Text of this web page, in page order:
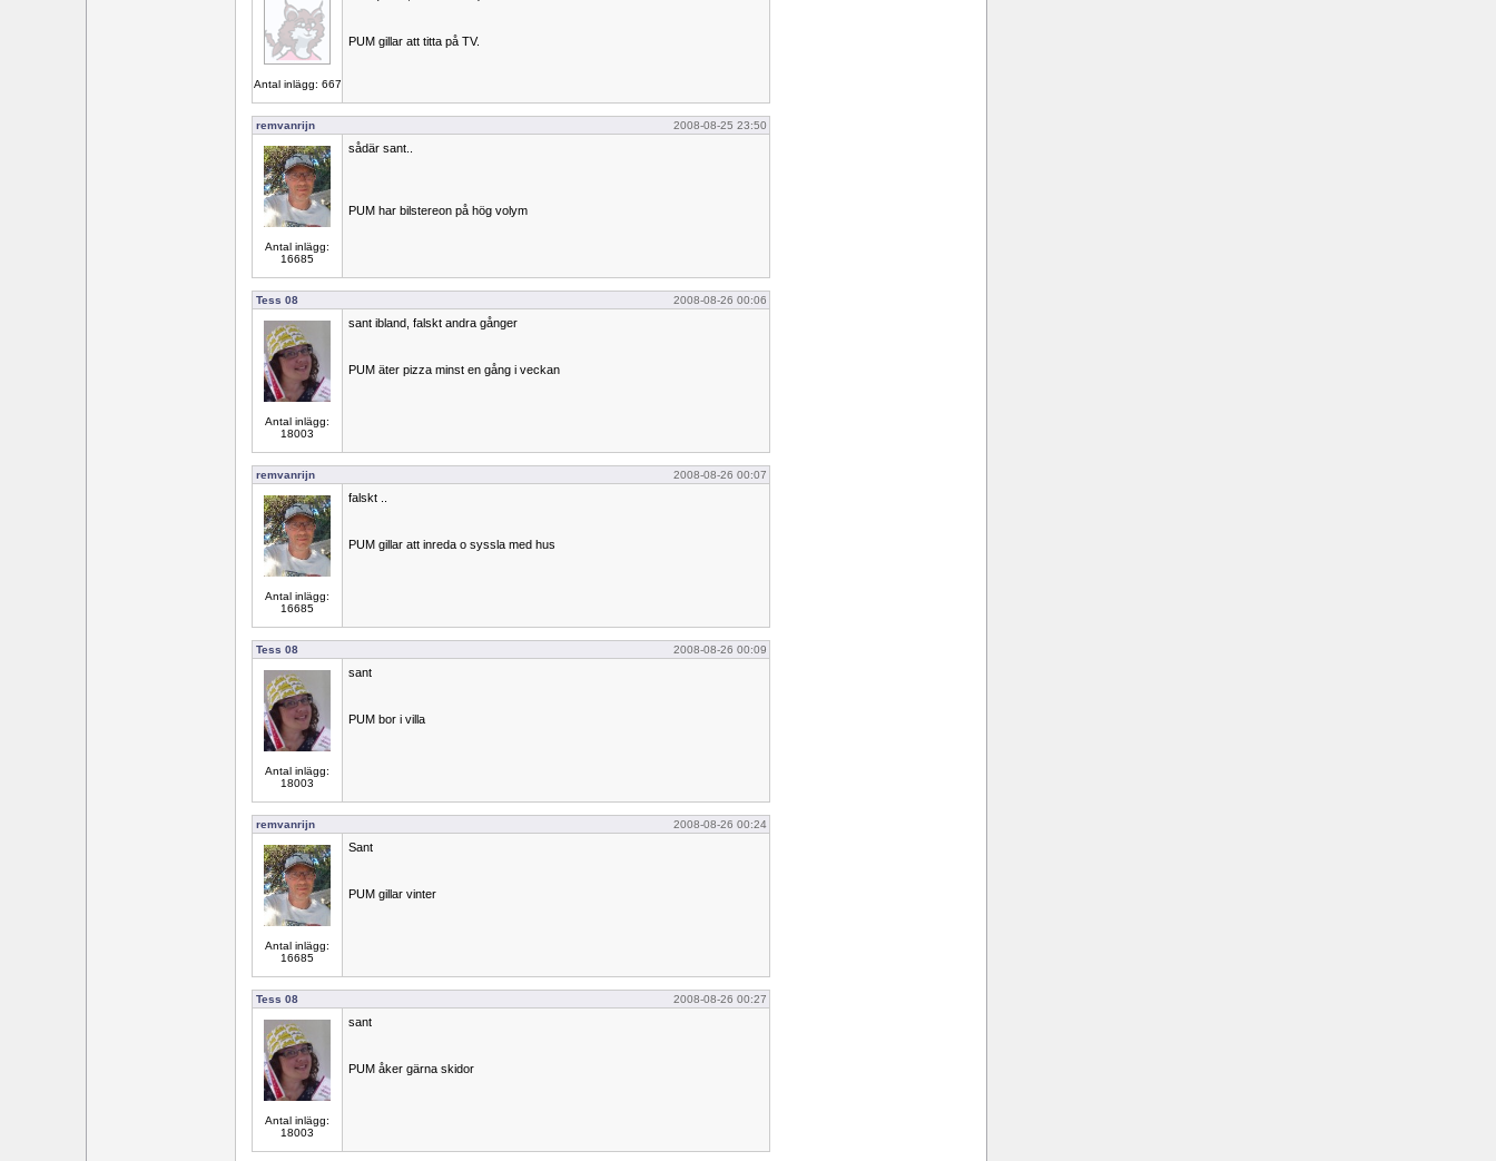
Antal inlägg: 667
PUM gillar att titta på TV.
remvanrijn 2008-08-25 23:50
Antal inlägg:
16685
sådär sant..
PUM har bilstereon på hög volym
Tess 08 2008-08-26 00:06
Antal inlägg:
18003
sant ibland, falskt andra gånger
PUM äter pizza minst en gång i veckan
remvanrijn 2008-08-26 00:07
Antal inlägg:
16685
falskt ..
PUM gillar att inreda o syssla med hus
Tess 08 2008-08-26 00:09
Antal inlägg:
18003
sant
PUM bor i villa
remvanrijn 2008-08-26 00:24
Antal inlägg:
16685
Sant
PUM gillar vinter
Tess 08 2008-08-26 00:27
Antal inlägg:
18003
sant
PUM åker gärna skidor